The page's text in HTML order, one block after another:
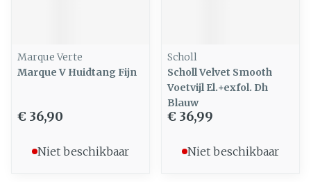
Marque Verte
Marque V Huidtang Fijn
€ 36,90
Niet beschikbaar
Scholl
Scholl Velvet Smooth
Voetvijl El.+exfol. Dh
Blauw
€ 36,99
Niet beschikbaar